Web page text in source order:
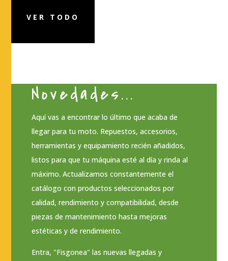
VER TODO
Novedades...
Aquí vas a encontrar lo último que acaba de
llegar para tu moto. Repuestos, accesorios,
herramientas y equipamiento recién añadidos,
listos para que tu máquina esté al día y rinda al
máximo. Actualizamos constantemente el
catálogo con productos seleccionados por
calidad, rendimiento y compatibilidad, desde
piezas de mantenimiento hasta mejoras
estéticas y de rendimiento.
Entra, "Fisgonea" las nuevas llegadas y